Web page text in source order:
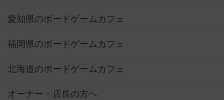
愛知県のボードゲームカフェ
福岡県のボードゲームカフェ
北海道のボードゲームカフェ
オーナー・店長の方へ